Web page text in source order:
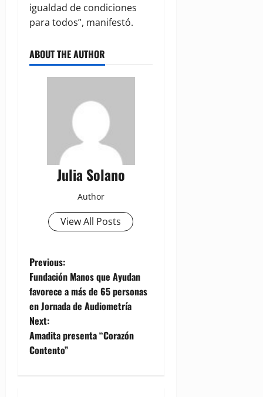
igualdad de condiciones
para todos”, manifestó.
ABOUT THE AUTHOR
Julia Solano
Author
View All Posts
P
o
s
t
Previous:
Fundación Manos que Ayudan
favorece a más de 65 personas
en Jornada de Audiometría
Next:
Amadita presenta “Corazón
Contento”